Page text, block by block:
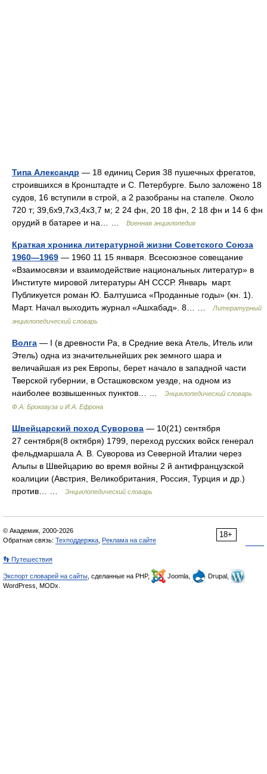
Типа Александр — 18 единиц Серия 38 пушечных фрегатов,
строившихся в Кронштадте и С. Петербурге. Было заложено 18
судов, 16 вступили в строй, а 2 разобраны на стапеле. Около
720 т; 39,6x9,7x3,4x3,7 м; 2 24 фн, 20 18 фн, 2 18 фн и 14 6 фн
орудий в батарее и на… …
Военная энциклопедия
Краткая хроника литературной жизни Советского Союза
1960—1969 — 1960 11 15 января. Всесоюзное совещание
«Взаимосвязи и взаимодействие национальных литератур» в
Институте мировой литературы АН СССР. Январь март.
Публикуется роман Ю. Балтушиса «Проданные годы» (кн. 1).
Март. Начал выходить журнал «Ашхабад». 8… …
Литературный
энциклопедический словарь
Волга — I (в древности Ра, в Средние века Атель, Итель или
Этель) одна из значительнейших рек земного шара и
величайшая из рек Европы, берет начало в западной части
Тверской губернии, в Осташковском уезде, на одном из
наиболее возвышенных пунктов… …
Энциклопедический словарь
Ф.А. Брокгауза и И.А. Ефрона
Швейцарский поход Суворова — 10(21) сентября
27 сентября(8 октября) 1799, переход русских войск генерал
фельдмаршала А. В. Суворова из Северной Италии через
Альпы в Швейцарию во время войны 2 й антифранцузской
коалиции (Австрия, Великобритания, Россия, Турция и др.)
против… …
Энциклопедический словарь
18+
© Академик, 2000-2026
Обратная связь: Техподдержка Реклама на сайте
👣 Путешествия
Экспорт словарей на сайты , сделанные на PHP, Joomla,
Drupal,
WordPress, MODx.